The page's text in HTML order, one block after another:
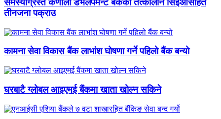
समस्याग्रस्त कर्णाली डेभलपमेन्ट बैंकका तत्कालीन सिइओसहित
तीनजना पक्राउ
कामना सेवा विकास बैंक लाभांश घोषणा गर्ने पहिलो बैंक बन्यो
घरबाटै ग्लोबल आइएमई बैंकमा खाता खोल्न सकिने